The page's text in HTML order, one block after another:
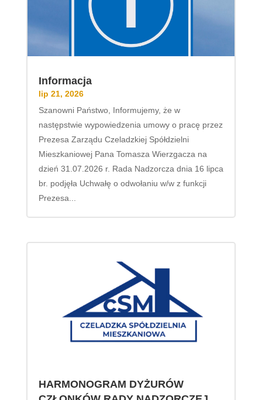
Informacja
lip 21, 2026
Szanowni Państwo, Informujemy, że w
następstwie wypowiedzenia umowy o pracę przez
Prezesa Zarządu Czeladzkiej Spółdzielni
Mieszkaniowej Pana Tomasza Wierzgacza na
dzień 31.07.2026 r. Rada Nadzorcza dnia 16 lipca
br. podjęła Uchwałę o odwołaniu w/w z funkcji
Prezesa...
HARMONOGRAM DYŻURÓW